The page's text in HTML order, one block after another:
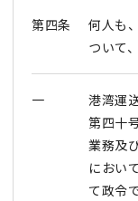
第四条
何人も
ついて
一
港湾運
第四十
業務及
におい
て政令